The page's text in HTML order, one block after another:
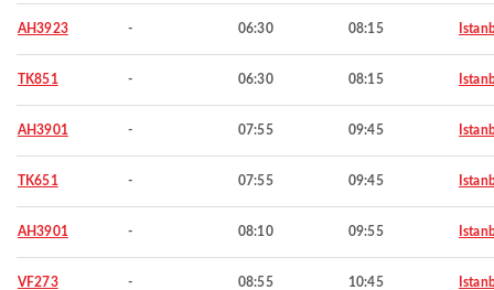
AH3923 - 06:30 08:15
TK851 - 06:30 08:15
AH3901 - 07:55 09:45
TK651 - 07:55 09:45
AH3901 - 08:10 09:55
VF273 - 08:55 10:45